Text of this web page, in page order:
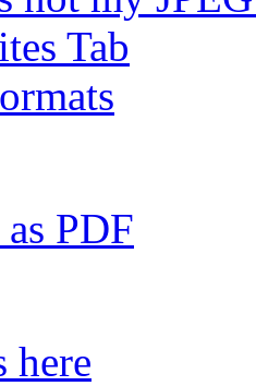
Tab
PDF
here